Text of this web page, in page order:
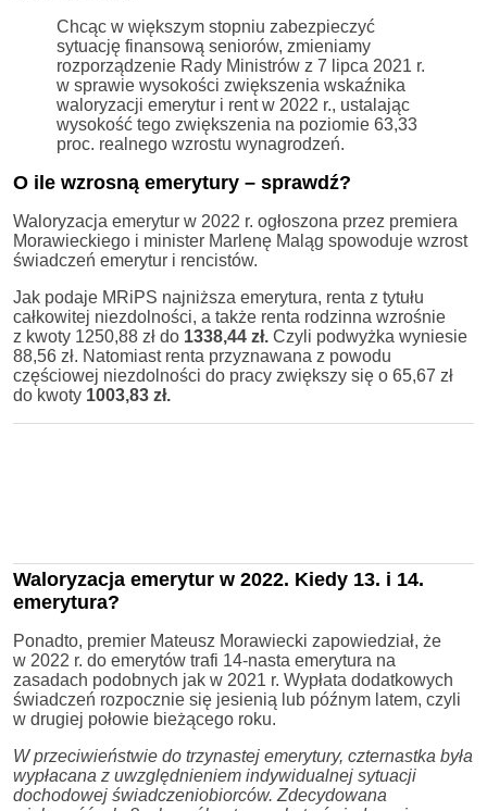
Chcąc w większym stopniu zabezpieczyć
sytuację finansową seniorów, zmieniamy
rozporządzenie Rady Ministrów z 7 lipca 2021 r.
w sprawie wysokości zwiększenia wskaźnika
waloryzacji emerytur i rent w 2022 r., ustalając
wysokość tego zwiększenia na poziomie 63,33
proc. realnego wzrostu wynagrodzeń.
O ile wzrosną emerytury – sprawdź?
Waloryzacja emerytur w 2022 r. ogłoszona przez premiera
Morawieckiego i minister Marlenę Maląg spowoduje wzrost
świadczeń emerytur i rencistów.
Jak podaje MRiPS najniższa emerytura, renta z tytułu
całkowitej niezdolności, a także renta rodzinna wzrośnie
z kwoty 1250,88 zł do 1338,44 zł. Czyli podwyżka wyniesie
88,56 zł. Natomiast renta przyznawana z powodu
częściowej niezdolności do pracy zwiększy się o 65,67 zł
do kwoty 1003,83 zł.
Waloryzacja emerytur w 2022. Kiedy 13. i 14.
emerytura?
Ponadto, premier Mateusz Morawiecki zapowiedział, że
w 2022 r. do emerytów trafi 14-nasta emerytura na
zasadach podobnych jak w 2021 r. Wypłata dodatkowych
świadczeń rozpocznie się jesienią lub późnym latem, czyli
w drugiej połowie bieżącego roku.
W przeciwieństwie do trzynastej emerytury, czternastka była
wypłacana z uwzględnieniem indywidualnej sytuacji
dochodowej świadczeniobiorców. Zdecydowana